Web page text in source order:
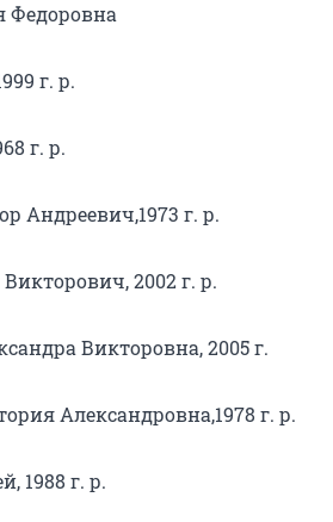
Федоровна
г. р.
г. р.
Андреевич,1973 г. р.
2002 г. р.
Викторовна, 2005 г.
Александровна,1978 г. р.
1988 г. р.